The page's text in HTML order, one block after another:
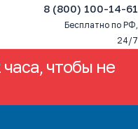
8 (800) 100-14-61
Бесплатно по РФ,
24/7
чтобы не